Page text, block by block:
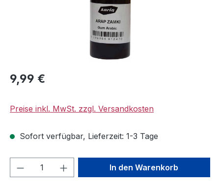
Regulärer Preis:
9,99 €
Preise inkl. MwSt. zzgl. Versandkosten
Sofort verfügbar, Lieferzeit: 1-3 Tage
Produkt Anzahl: Gib denIn den Warenkorb